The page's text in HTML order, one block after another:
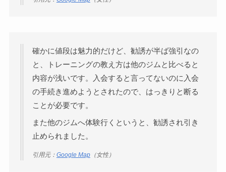
確かに値段は魅力的だけど、勧誘が半ば強引なの
と、トレーニングの教え方は他のジムと比べると
内容が浅いです。入会すると言ってないのに入会
の手続き進めようとされたので、はっきりと断る
ことが必要です。
また他のジムへ体験行くというと、勧誘され引き
止められました。
引用元： Google Map（女性）